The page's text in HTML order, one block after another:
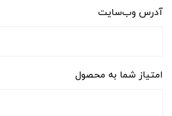
آدرس وب‌سایت
امتیاز شما به محصول